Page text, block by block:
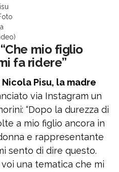
mio figlio
fa ridere”
Pisu, la madre
via Instagram un
“Dopo la durezza di
a mio figlio ancora in
e rappresentante
sento di dire questo.
una tematica che mi